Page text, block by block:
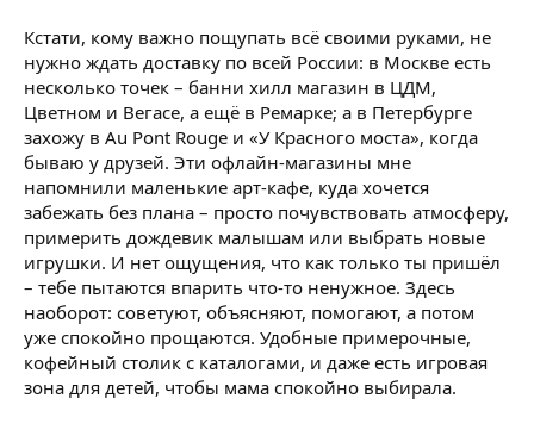
Кстати, кому важно пощупать всё своими руками, не
нужно ждать доставку по всей России: в Москве есть
несколько точек – банни хилл магазин в ЦДМ,
Цветном и Вегасе, а ещё в Ремарке; а в Петербурге
захожу в Au Pont Rouge и «У Красного моста», когда
бываю у друзей. Эти офлайн-магазины мне
напомнили маленькие арт-кафе, куда хочется
забежать без плана – просто почувствовать атмосферу,
примерить дождевик малышам или выбрать новые
игрушки. И нет ощущения, что как только ты пришёл
– тебе пытаются впарить что-то ненужное. Здесь
наоборот: советуют, объясняют, помогают, а потом
уже спокойно прощаются. Удобные примерочные,
кофейный столик с каталогами, и даже есть игровая
зона для детей, чтобы мама спокойно выбирала.